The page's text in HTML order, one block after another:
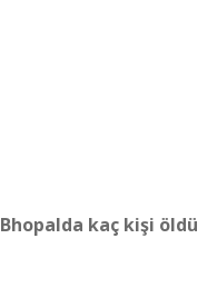
Bhopalda kaç kişi öldü